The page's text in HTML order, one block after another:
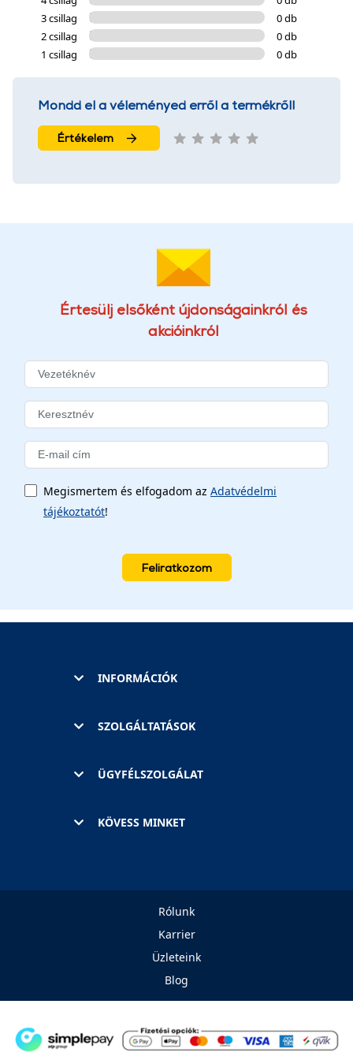
3 csillag
0 db
2 csillag
0 db
1 csillag
0 db
Mondd el a véleményed erről a termékről!
Értékelem
Értesülj elsőként újdonságainkról és
akcióinkról
Megismertem és elfogadom az Adatvédelmi
tájékoztatót!
Feliratkozom
INFORMÁCIÓK
SZOLGÁLTATÁSOK
ÜGYFÉLSZOLGÁLAT
KÖVESS MINKET
Rólunk
Karrier
Üzleteink
Blog